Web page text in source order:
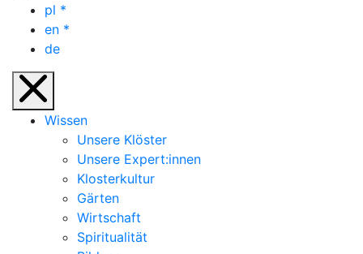
pl *
en *
de
Wissen
Unsere Klöster
Unsere Expert:innen
Klosterkultur
Gärten
Wirtschaft
Spiritualität